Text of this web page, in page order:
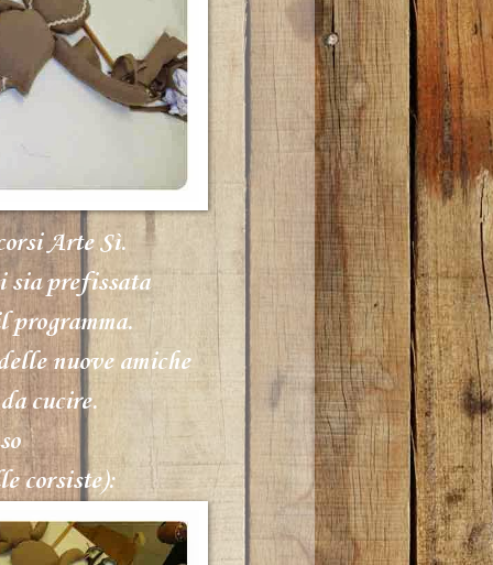
Arte Sì.
sia prefissata
nuove amiche
cucire.
corsiste):